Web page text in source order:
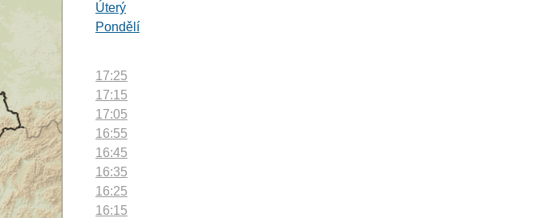
Úterý
Pondělí
17:25
17:15
17:05
16:55
16:45
16:35
16:25
16:15